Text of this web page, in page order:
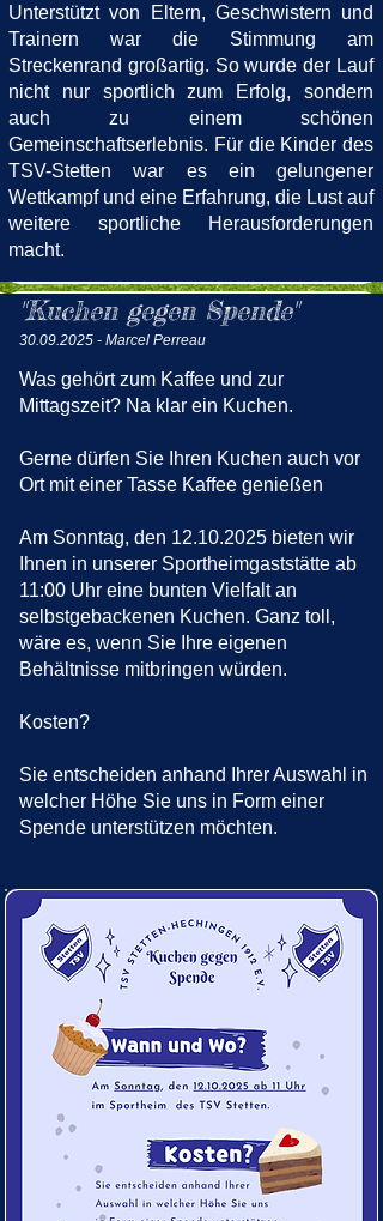
Unterstützt von Eltern, Geschwistern und
Trainern war die Stimmung am
Streckenrand großartig. So wurde der Lauf
nicht nur sportlich zum Erfolg, sondern
auch zu einem schönen
Gemeinschaftserlebnis. Für die Kinder des
TSV-Stetten war es ein gelungener
Wettkampf und eine Erfahrung, die Lust auf
weitere sportliche Herausforderungen
macht.
"Kuchen gegen Spende"
30.09.2025 - Marcel Perreau
Was gehört zum Kaffee und zur
Mittagszeit? Na klar ein Kuchen.
Gerne dürfen Sie Ihren Kuchen auch vor
Ort mit einer Tasse Kaffee genießen
Am Sonntag, den 12.10.2025 bieten wir
Ihnen in unserer Sportheimgaststätte ab
11:00 Uhr eine bunten Vielfalt an
selbstgebackenen Kuchen. Ganz toll,
wäre es, wenn Sie Ihre eigenen
Behältnisse mitbringen würden.
Kosten?
Sie entscheiden anhand Ihrer Auswahl in
welcher Höhe Sie uns in Form einer
Spende unterstützen möchten.